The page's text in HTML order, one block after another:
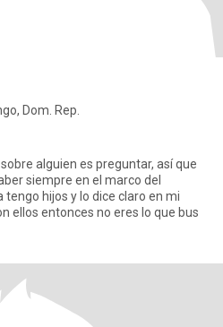
Dom. Rep.
alguien es preguntar, así que
siempre en el marco del
tengo hijos y lo dice claro en mi
ellos entonces no eres lo que bus